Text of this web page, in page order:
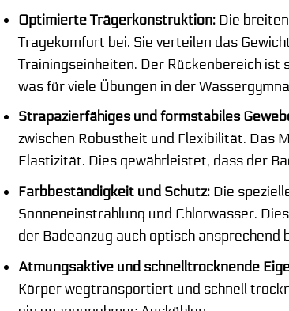
Optimierte Trägerkonstruktion: Die
Tragekomfort bei. Sie verteilen das
Trainingseinheiten. Der Rückenbereich
was für viele Übungen in der
Strapazierfähiges und formstabiles
zwischen Robustheit und Flexibilität. Das
Elastizität. Dies gewährleistet, dass der
Farbbeständigkeit und Schutz: Die
Sonneneinstrahlung und Chlorwasser.
der Badeanzug auch optisch ansprechend
Atmungsaktive und schnelltrocknende
Körper wegtransportiert und schnell